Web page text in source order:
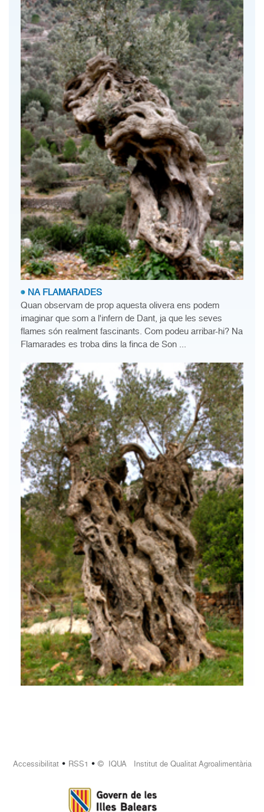
NA FLAMARADES
Quan observam de prop aquesta olivera ens podem
imaginar que som a l'infern de Dant, ja que les seves
flames són realment fascinants. Com podeu arribar-hi? Na
Flamarades es troba dins la finca de Son ...
Accessibilitat• RSS1 • © IQUA Institut de Qualitat Agroalimentària